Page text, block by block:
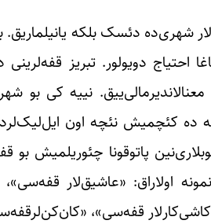
شهری‌ده دئسک بلکه
احتیاج دویولور. تبریز
نییه کی
ده کئچمیش نئچه اون
پاتوقونا چئوریلمیش بو
اولاراق: «عاشیق‌لار
قفه‌سی»،